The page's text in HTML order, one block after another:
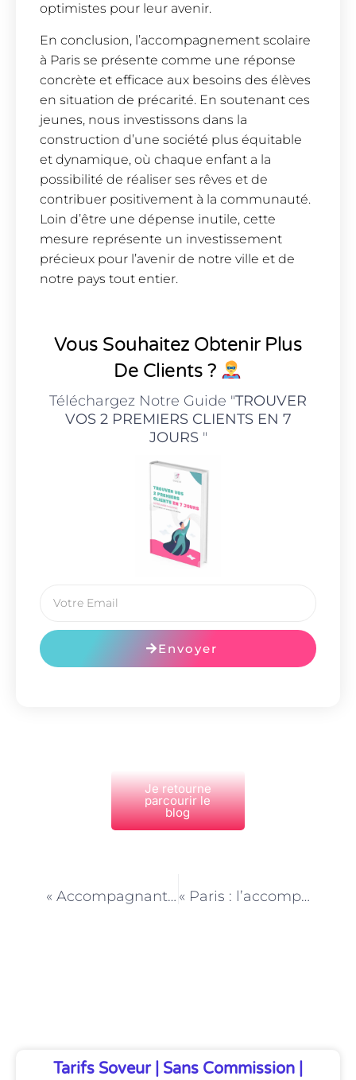
optimistes pour leur avenir.
En conclusion, l’accompagnement scolaire
à Paris se présente comme une réponse
concrète et efficace aux besoins des élèves
en situation de précarité. En soutenant ces
jeunes, nous investissons dans la
construction d’une société plus équitable
et dynamique, où chaque enfant a la
possibilité de réaliser ses rêves et de
contribuer positivement à la communauté.
Loin d’être une dépense inutile, cette
mesure représente un investissement
précieux pour l’avenir de notre ville et de
notre pays tout entier.
Vous Souhaitez Obtenir Plus
De Clients ?
Téléchargez Notre Guide "TROUVER
VOS 2 PREMIERS CLIENTS EN 7
JOURS"
Envoyer
Je retourne
parcourir le
blog
« Accompagnant scolaire à Paris : un soutien pour les élèves en situation de maladie » « Paris : l’accompagnement scolaire, un outil pour renforcer l’estime de soi des élèves »
Tarifs Soveur | Sans Commission |